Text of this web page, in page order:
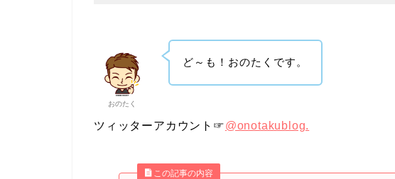
おのたく
ど～も！おのたくです。
ツィッターアカウント☞@onotakublog.
この記事の内容